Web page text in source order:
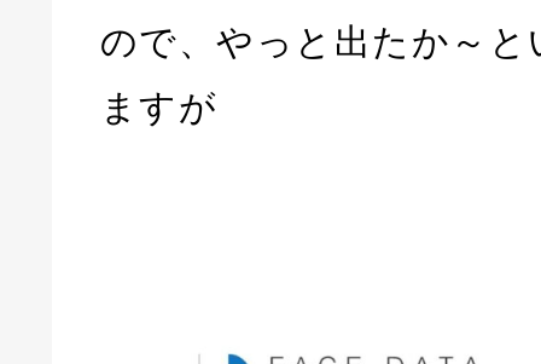
ので、やっと出たか～
ますが